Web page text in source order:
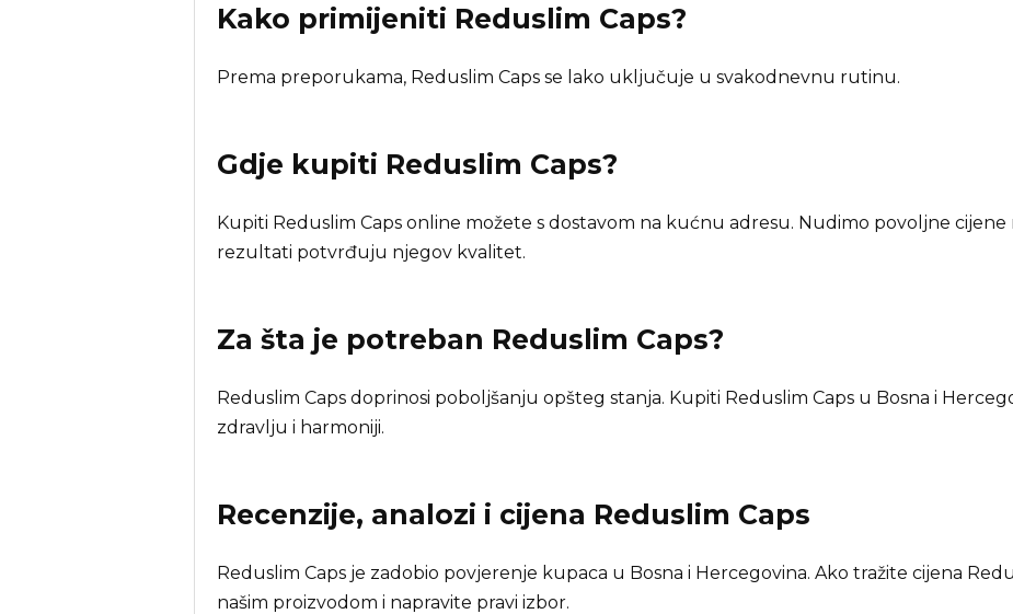
Kako primijeniti Reduslim Caps?
Prema preporukama, Reduslim Caps se lako uključuje u svakodnevnu rutinu.
Gdje kupiti Reduslim Caps?
Kupiti Reduslim Caps online možete s dostavom na kućnu adresu. Nudimo povoljne cijene
rezultati potvrđuju njegov kvalitet.
Za šta je potreban Reduslim Caps?
Reduslim Caps doprinosi poboljšanju opšteg stanja. Kupiti Reduslim Caps u Bosna i
zdravlju i harmoniji.
Recenzije, analozi i cijena Reduslim Caps
Reduslim Caps je zadobio povjerenje kupaca u Bosna i Hercegovina. Ako tražite cijena
našim proizvodom i napravite pravi izbor.